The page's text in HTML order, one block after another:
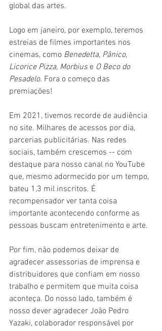
global das artes.
Logo em janeiro, por exemplo, teremos
estreias de filmes importantes nos
cinemas, como Benedetta, Pânico,
Licorice Pizza, Morbius e O Beco do
Pesadelo. Fora o começo das
premiações!
Em 2021, tivemos recorde de audiência
no site. Milhares de acessos por dia,
parcerias publicitárias. Nas redes
sociais, também crescemos -- com
destaque para nosso canal no YouTube
que, mesmo adormecido por um tempo,
bateu 1,3 mil inscritos. É
recompensador ver tanta coisa
importante acontecendo conforme as
pessoas buscam entretenimento e arte.
Por fim, não podemos deixar de
agradecer assessorias de imprensa e
distribuidores que confiam em nosso
trabalho e permitem que muita coisa
aconteça. Do nosso lado, também é
nosso dever agradecer João Pedro
Yazaki, colaborador responsável por